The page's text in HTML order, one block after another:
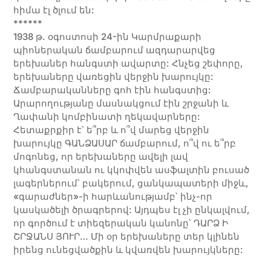
հիմա էլ ծլում են:
******
1938 թ. օգոստոսի 24-ին Կարմրաքարի
պիոներական ճամբարում ազդարարվեց
երեխաներ հանգստի ավարտը: Հնչեց շեփորը,
երեխաները վառեցին վերջին խարույկը:
Ճամբարականները գոհ էին հանգստից:
Արարողությանը մասնակցում էին շրջանի և
Ղափանի կոմբինատի ղեկավարները:
Հետաքրքիր է՝ ե՞րբ և ո՞վ մարեց վերջին
խարույկը ԳԱՆՁԱՍԱՐ ճամբարում, ո՞վ ու ե՞րբ
մոգոնեց, որ երեխաները ավելի լավ
կհանգստանան ու կկոփվեն ասֆալտին բուսած
լագերներում՝ բակերում, ցանկապատերի միջև,
«գարաժներ»-ի հարևանությամբ՝ ինչ-որ
կասկածելի ծրագրերով: Այդպես էլ չի ընկալվում,
որ գործում է տիեզերական կանոնը՝ ԴԱՐՁ Ի
ՇՐՋԱՆՍ ՅՈՒՐ… Մի օր երեխաները տեր կլինեն
իրենց ունեցվածքին և կվառվեն խարույկները: